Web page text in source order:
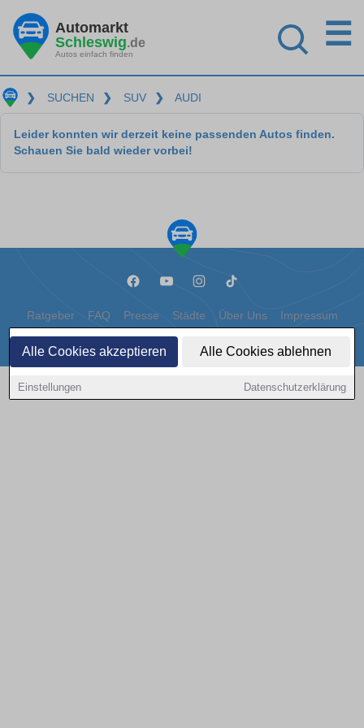
Alle Cookies akzeptieren Alle Cookies ablehnen
Einstellungen Datenschutzerklärung
Automarkt
Schleswig.de
Autos einfach finden
☰
❯ SUCHEN ❯ SUV ❯ AUDI
Leider konnten wir derzeit keine passenden Autos finden.
Schauen Sie bald wieder vorbei!
Ratgeber FAQ Presse Städte Über Uns Impressum
Datenschutz Cookies
Copyright © 2000 - 2026 | 1A Infosysteme GmbH | Content by: 1a-sites-autos